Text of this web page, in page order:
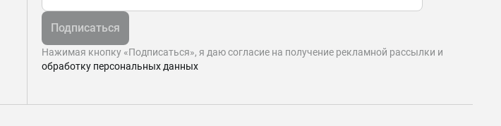
Подписаться
Нажимая кнопку «Подписаться», я даю согласие на получение рекламной рассылки и
обработку персональных данных